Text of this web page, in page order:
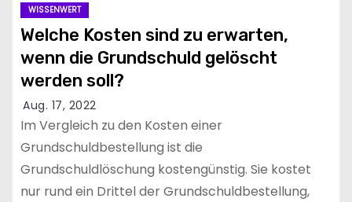
WISSENWERT
Welche Kosten sind zu erwarten,
wenn die Grundschuld gelöscht
werden soll?
Aug. 17, 2022
Im Vergleich zu den Kosten einer
Grundschuldbestellung ist die
Grundschuldlöschung kostengünstig. Sie kostet
nur rund ein Drittel der Grundschuldbestellung,